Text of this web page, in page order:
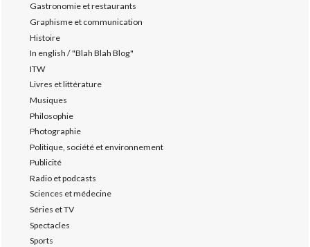
Gastronomie et restaurants
Graphisme et communication
Histoire
In english / "Blah Blah Blog"
ITW
Livres et littérature
Musiques
Philosophie
Photographie
Politique, société et environnement
Publicité
Radio et podcasts
Sciences et médecine
Séries et TV
Spectacles
Sports